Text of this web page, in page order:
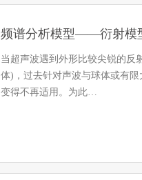
频谱分析模型——衍射模
当超声波遇到外形比较尖锐的反
体)，过去针对声波与球体或有
变得不再适用。为此…